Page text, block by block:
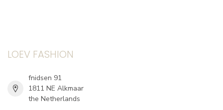
LOEV FASHION
fnidsen 91
1811 NE Alkmaar
the Netherlands